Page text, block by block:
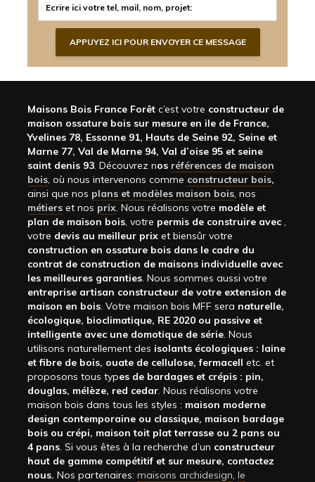
Maisons Bois France Forêt c’est votre constructeur de
maison ossature bois sur mesure en ile de France,
Yvelines 78, Essonne 91, Hauts de Seine 92, Seine et
Marne 77, Val de Marne 94, Val d’oise 95 et seine
saint denis 93. Découvrez nos références de maison
bois, où nous intervenons comme constructeur bois,
ainsi que nos plans et modèles maison bois, nos
métiers et nos prix. Nous réalisons votre modèle et
plan de maison bois, votre permis de construire avec ,
votre devis au meilleur prix et biensûr votre
construction en ossature bois dans le cadre du
contrat de construction de maisons individuelle avec
les meilleures garanties. Nous sommes aussi votre
entreprise artisan constructeur de votre extension de
maison en bois. Votre maison bois MFF sera naturelle,
écologique, bioclimatique, RE 2020 ou passive et
intelligente avec une domotique de série. Nous
utilisons naturellement des isolants écologiques : laine
et fibre de bois, ouate de cellulose, fermacell etc. et
proposons tous types de bardages et crépis : pin,
douglas, mélèze, red cedar. Nous réalisons votre
maison bois dans tous les styles : maison moderne
design contemporaine ou classique, maison bardage
bois ou crépi, maison toit plat terrasse ou 2 pans ou
4 pans. Si vous êtes à la recherche d’un constructeur
haut de gamme compétitif et sur mesure, contactez
nous. Nos partenaires: maisons archidesign, le